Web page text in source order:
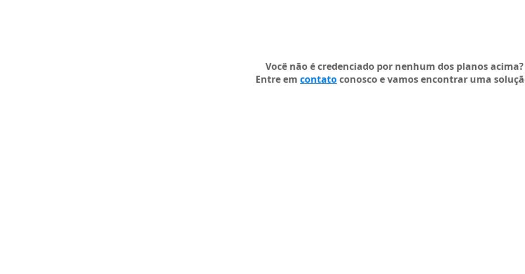
Você não é credenciado por nenhum dos planos acima?
Entre em contatoconosco e vamos encontrar uma